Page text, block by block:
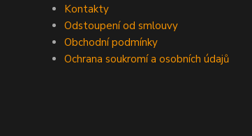
Kontakty
Odstoupení od smlouvy
Obchodní podmínky
Ochrana soukromí a osobních údajů